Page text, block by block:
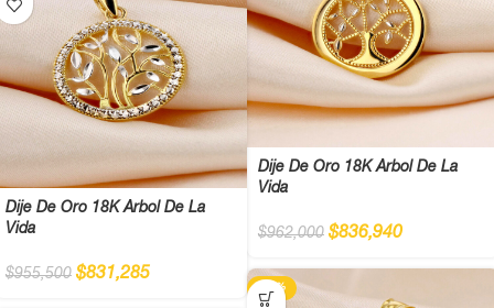
Dije De Oro 18K Árbol De La
Vida
$962,000 $836,940
Dije De Oro 18K Árbol De La
Vida
$955,500 $831,285
-13%